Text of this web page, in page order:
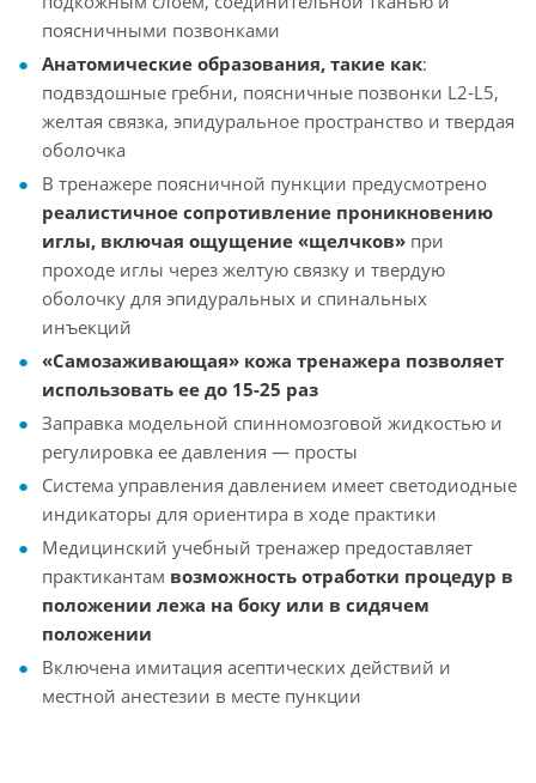
поясничными позвонками
Анатомические образования, такие как:
подвздошные гребни, поясничные позвонки L2-L5,
желтая связка, эпидуральное пространство и твердая
оболочка
В тренажере поясничной пункции предусмотрено
реалистичное сопротивление проникновению
иглы, включая ощущение «щелчков» при
проходе иглы через желтую связку и твердую
оболочку для эпидуральных и спинальных
инъекций
«Самозаживающая» кожа тренажера позволяет
использовать ее до 15-25 раз
Заправка модельной спинномозговой жидкостью и
регулировка ее давления — просты
Система управления давлением имеет светодиодные
индикаторы для ориентира в ходе практики
Медицинский учебный тренажер предоставляет
практикантам возможность отработки процедур в
положении лежа на боку или в сидячем
положении
Включена имитация асептических действий и
местной анестезии в месте пункции